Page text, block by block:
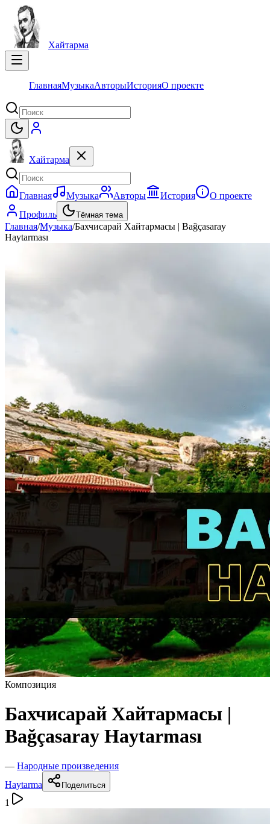
Хайтарма
ГлавнаяМузыкаАвторыИсторияО проекте
Хайтарма
Главная Музыка Авторы История
О проекте
Профиль
Тёмная тема
Главная/Музыка/Бахчисарай Хайтармасы | Bağçasaray
Haytarması
Композиция
Бахчисарай Хайтармасы |
Bağçasaray Haytarması
— Народные произведения
Haytarma
Поделиться
1